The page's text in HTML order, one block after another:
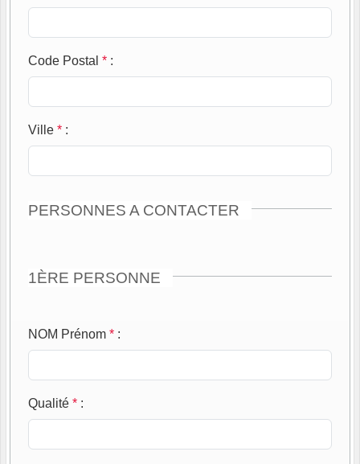
Code Postal * :
Ville * :
PERSONNES A CONTACTER
1ÈRE PERSONNE
NOM Prénom * :
Qualité * :